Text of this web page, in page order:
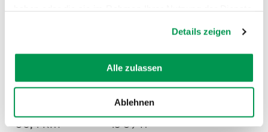
Details zeigen
Alle zulassen
Ablehnen
Streuobst-Runde
Entdecken Sie vielfältige und zahlreiche
Streuobstwiesen bei einer gemütlichen Radtour
56,4 km 13:59 h